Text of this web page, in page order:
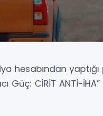
hesabından
Güç: CİRİT ANTİ-